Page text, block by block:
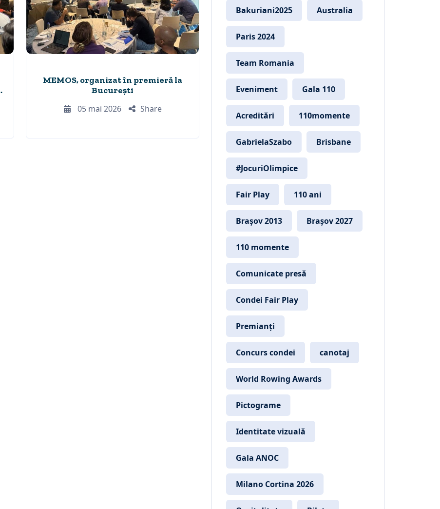
MEMOS, organizat în premieră la
București
05 mai 2026
Share
Bakuriani2025 Australia
Paris 2024
Team Romania
Eveniment Gala 110
Acreditări 110momente
GabrielaSzabo Brisbane
#JocuriOlimpice
Fair Play 110 ani
Brașov 2013 Brașov 2027
110 momente
Comunicate presă
Condei Fair Play
Premianți
Concurs condei canotaj
World Rowing Awards
Pictograme
Identitate vizuală
Gala ANOC
Milano Cortina 2026